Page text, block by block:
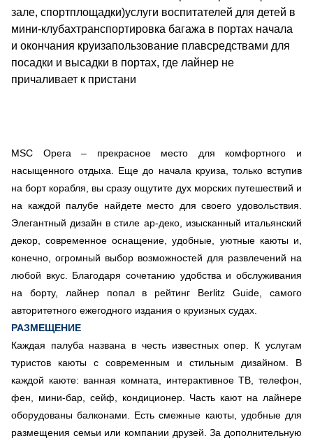
MSC Opera – прекрасное место для комфортного и
насыщенного отдыха. Еще до начала круиза, только вступив
на борт корабля, вы сразу ощутите дух морских путешествий и
на каждой палубе найдете место для своего удовольствия.
Элегантный дизайн в стиле ар-деко, изысканный итальянский
декор, современное оснащение, удобные, уютные каюты и,
конечно, огромный выбор возможностей для развлечений на
любой вкус. Благодаря сочетанию удобства и обслуживания
на борту, лайнер попал в рейтинг Berlitz Guide, самого
авторитетного ежегодного издания о круизных судах.
РАЗМЕЩЕНИЕ
Каждая палуба названа в честь известных опер. К услугам
туристов каюты с современным и стильным дизайном. В
каждой каюте: ванная комната, интерактивное ТВ, телефон,
фен, мини-бар, сейф, кондиционер. Часть кают на лайнере
оборудованы балконами. Есть смежные каюты, удобные для
размещения семьи или компании друзей. За дополнительную
зале, спортплощадки)услуги воспитателей для детей в
мини-клубахтранспортировка багажа в портах начала
и окончания круизапользование плавсредствами для
посадки и высадки в портах, где лайнер не
причаливает к пристани